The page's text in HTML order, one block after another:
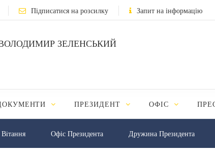
Підписатися на розсилку Запит на інформацію
ЗЕЛЕНСЬКИЙ
ПРЕЗИДЕНТ ОФІС
Вiтання Офіс Президента Дружина Президента